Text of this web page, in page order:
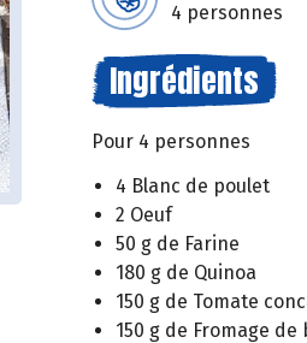
4 personnes
Ingrédients
Pour 4 personnes
4 Blanc de poulet
2 Oeuf
50 g de Farine
180 g de Quinoa
150 g de Tomate
150 g de Fromage de